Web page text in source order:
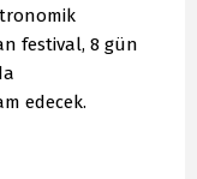
festival, 8 gün
edecek.